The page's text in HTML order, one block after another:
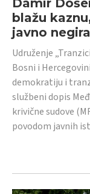
blažu
javno
Udruženje
Bosni i
demokratiju i
službeni dopis
krivične sudove
povodom javnih